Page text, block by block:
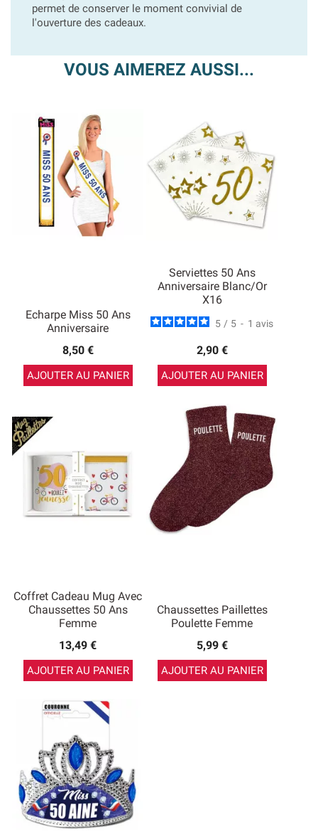
permet de conserver le moment convivial de
l'ouverture des cadeaux.
VOUS AIMEREZ AUSSI...
Echarpe Miss 50 Ans
Anniversaire
8,50 €
AJOUTER AU PANIER
Serviettes 50 Ans
Anniversaire Blanc/Or
X16
5 / 5 - 1 avis
2,90 €
AJOUTER AU PANIER
Coffret Cadeau Mug Avec
Chaussettes 50 Ans
Femme
13,49 €
AJOUTER AU PANIER
Chaussettes Paillettes
Poulette Femme
5,99 €
AJOUTER AU PANIER